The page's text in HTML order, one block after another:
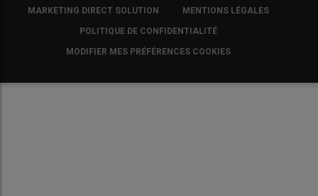
MARKETING DIRECT SOLUTION MENTIONS LÉGALES
POLITIQUE DE CONFIDENTIALITÉ
MODIFIER MES PRÉFÉRENCES COOKIES